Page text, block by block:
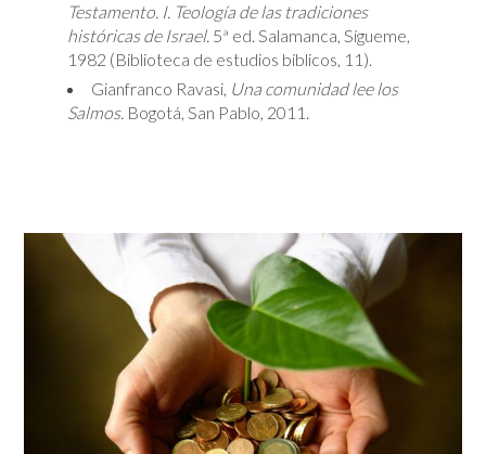
Testamento. I. Teología de las tradiciones
históricas de Israel. 5ª ed. Salamanca, Sígueme,
1982 (Biblioteca de estudios bíblicos, 11).
Gianfranco Ravasi, Una comunidad lee los
Salmos. Bogotá, San Pablo, 2011.